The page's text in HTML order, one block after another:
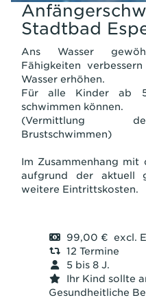
Stadtbad
Ans Wasser
Fähigkeiten
Wasser erhöhen.
Für alle Kinder ab
schwimmen können.
(Vermittlung
Brustschwimmen)
Im Zusammenhang mit
aufgrund der aktuell
weitere Eintrittskosten.
99,00 € excl.
12 Termine
5 bis 8 J.
Ihr Kind sollte
Gesundheitliche